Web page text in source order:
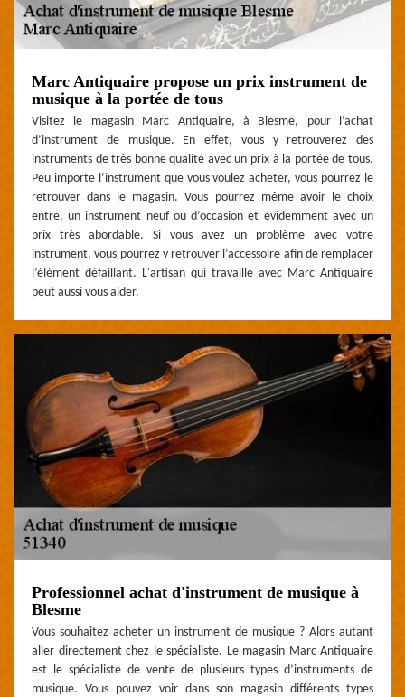
Marc Antiquaire propose un prix instrument de
musique à la portée de tous
Visitez le magasin Marc Antiquaire, à Blesme, pour l’achat
d’instrument de musique. En effet, vous y retrouverez des
instruments de très bonne qualité avec un prix à la portée de tous.
Peu importe l’instrument que vous voulez acheter, vous pourrez le
retrouver dans le magasin. Vous pourrez même avoir le choix
entre, un instrument neuf ou d’occasion et évidemment avec un
prix très abordable. Si vous avez un problème avec votre
instrument, vous pourrez y retrouver l’accessoire afin de remplacer
l’élément défaillant. L'artisan qui travaille avec Marc Antiquaire
peut aussi vous aider.
Professionnel achat d'instrument de musique à
Blesme
Vous souhaitez acheter un instrument de musique ? Alors autant
aller directement chez le spécialiste. Le magasin Marc Antiquaire
est le spécialiste de vente de plusieurs types d’instruments de
musique. Vous pouvez voir dans son magasin différents types